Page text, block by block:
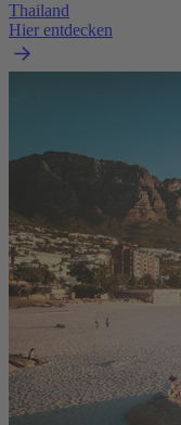
Thailand
Hier entdecken